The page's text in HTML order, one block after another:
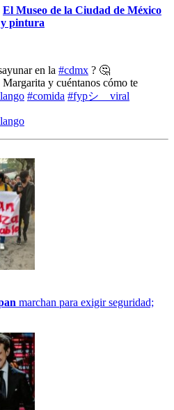
El Museo de la Ciudad de México
y pintura
en la #cdmx ? 🤔
y cuéntanos cómo te
#comida #fypシ゚viral
marchan para exigir seguridad;